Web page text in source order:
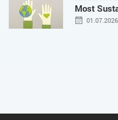
Most
01.07.2026